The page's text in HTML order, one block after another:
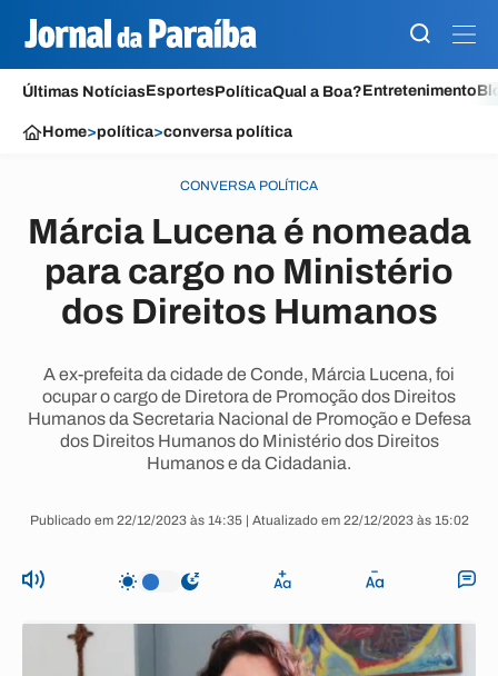
Últimas NotíciasEsportesPolíticaQual a Boa?Entretenimento
Home>política>conversa política
CONVERSA POLÍTICA
Márcia Lucena é nomeada
para cargo no Ministério
dos Direitos Humanos
A ex-prefeita da cidade de Conde, Márcia Lucena, foi
ocupar o cargo de Diretora de Promoção dos Direitos
Humanos da Secretaria Nacional de Promoção e Defesa
dos Direitos Humanos do Ministério dos Direitos
Humanos e da Cidadania.
Publicado em 22/12/2023 às 14:35 | Atualizado em 22/12/2023 às 15:02